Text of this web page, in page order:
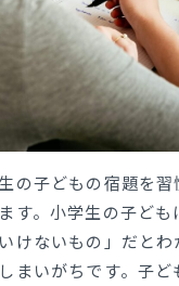
の子どもの宿題を
す。小学生の子ども
けないもの」だと
まいがちです。子